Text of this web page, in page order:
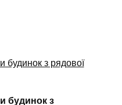
будинок з